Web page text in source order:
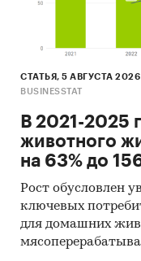
СТАТЬЯ, 5 АВГУСТА 2026
BUSINESSTAT
В 2021-2025
животного
на 63% до
Рост обусловлен
ключевых
для домашних